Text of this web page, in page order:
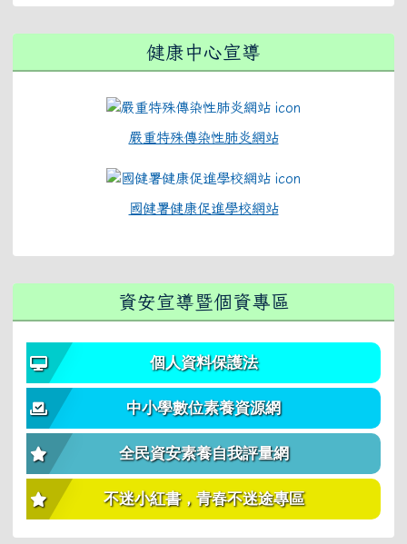
健康中心宣導
嚴重特殊傳染性肺炎網站
國健署健康促進學校網站
資安宣導暨個資專區
個人資料保護法
中小學數位素養資源網
全民資安素養自我評量網
不迷小紅書，青春不迷途專區